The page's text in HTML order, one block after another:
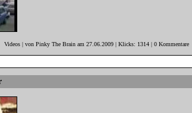
Videos | von Pinky The Brain am 27.06.2009 | Klicks: 1314 | 0 Kommentare